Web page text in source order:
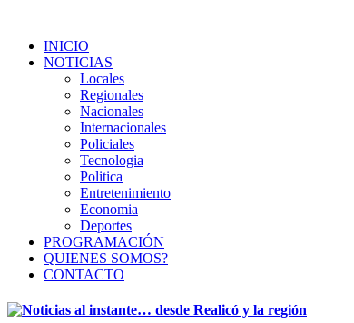
INICIO
NOTICIAS
Locales
Regionales
Nacionales
Internacionales
Policiales
Tecnologia
Politica
Entretenimiento
Economia
Deportes
PROGRAMACIÓN
QUIENES SOMOS?
CONTACTO